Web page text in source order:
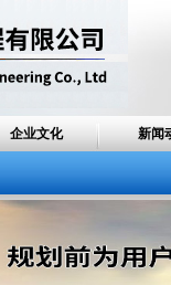
企业文化 新闻